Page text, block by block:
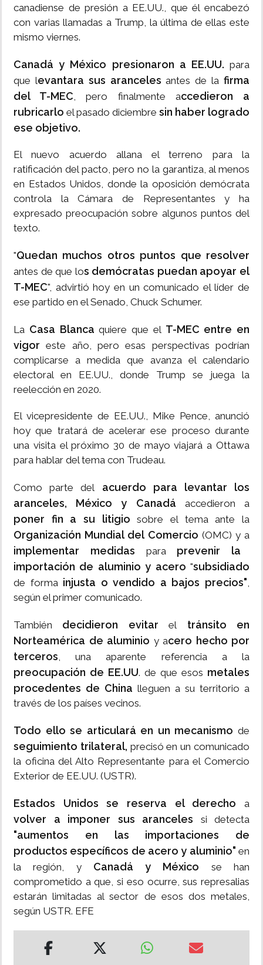
canadiense de presión a EE.UU., que él encabezó
con varias llamadas a Trump, la última de ellas este
mismo viernes.
Canadá y México presionaron a EE.UU. para
que levantara sus aranceles antes de lafirma
del T-MEC, pero finalmente accedieron a
rubricarlo el pasado diciembre sin haber logrado
ese objetivo.
El nuevo acuerdo allana el terreno para la
ratificación del pacto, pero no la garantiza, al menos
en Estados Unidos, donde la oposición demócrata
controla la Cámara de Representantes y ha
expresado preocupación sobre algunos puntos del
texto.
"Quedan muchos otros puntos que resolver
antes de que los demócratas puedan apoyar el
T-MEC", advirtió hoy en un comunicado el líder de
ese partido en el Senado, Chuck Schumer.
La Casa Blanca quiere que el T-MEC entre en
vigor este año, pero esas perspectivas podrían
complicarse a medida que avanza el calendario
electoral en EE.UU., donde Trump se juega la
reelección en 2020.
El vicepresidente de EE.UU., Mike Pence, anunció
hoy que tratará de acelerar ese proceso durante
una visita el próximo 30 de mayo viajará a Ottawa
para hablar del tema con Trudeau.
Como parte del acuerdo para levantar los
aranceles, México y Canadá accedieron a
poner fin a su litigio sobre el tema ante la
Organización Mundial del Comercio (OMC) y a
implementar medidas para prevenir la
importación de aluminio y acero "subsidiado
de formainjusta o vendido a bajos precios",
según el primer comunicado.
También decidieron evitarel tránsito en
Norteamérica de aluminio y acero hecho por
terceros, una aparente referencia a la
preocupación de EE.UU. de que esos metales
procedentes de China lleguen a su territorio a
través de los países vecinos.
Todo ello se articulará en un mecanismo de
seguimiento trilateral, precisó en un comunicado
la oficina del Alto Representante para el Comercio
Exterior de EE.UU. (USTR).
Estados Unidos se reserva el derecho a
volver a imponer sus aranceles si detecta
"aumentos en las importaciones de
productos específicos de acero y aluminio" en
la región, y Canadá y México se han
comprometido a que, si eso ocurre, sus represalias
estarán limitadas al sector de esos dos metales,
según USTR. EFE